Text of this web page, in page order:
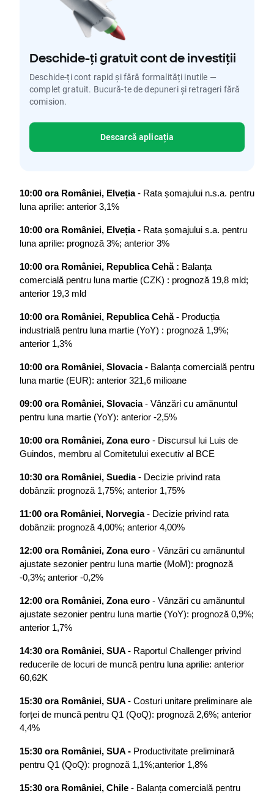
Deschide-ți gratuit cont de investiții
Deschide-ți cont rapid și fără formalități inutile —
complet gratuit. Bucură-te de depuneri și retrageri fără
comision.
Descarcă aplicația
10:00 ora României, Elveția - Rata șomajului n.s.a. pentru
luna aprilie: anterior 3,1%
10:00 ora României, Elveția - Rata șomajului s.a. pentru
luna aprilie: prognoză 3%; anterior 3%
10:00 ora României, Republica Cehă : Balanța
comercială pentru luna martie (CZK) : prognoză 19,8 mld;
anterior 19,3 mld
10:00 ora României, Republica Cehă - Producția
industrială pentru luna martie (YoY) : prognoză 1,9%;
anterior 1,3%
10:00 ora României, Slovacia - Balanța comercială pentru
luna martie (EUR): anterior 321,6 milioane
09:00 ora României, Slovacia - Vânzări cu amănuntul
pentru luna martie (YoY): anterior -2,5%
10:00 ora României, Zona euro - Discursul lui Luis de
Guindos, membru al Comitetului executiv al BCE
10:30 ora României, Suedia - Decizie privind rata
dobânzii: prognoză 1,75%; anterior 1,75%
11:00 ora României, Norvegia - Decizie privind rata
dobânzii: prognoză 4,00%; anterior 4,00%
12:00 ora României, Zona euro - Vânzări cu amănuntul
ajustate sezonier pentru luna martie (MoM): prognoză
-0,3%; anterior -0,2%
12:00 ora României, Zona euro - Vânzări cu amănuntul
ajustate sezonier pentru luna martie (YoY): prognoză 0,9%;
anterior 1,7%
14:30 ora României, SUA - Raportul Challenger privind
reducerile de locuri de muncă pentru luna aprilie: anterior
60,62K
15:30 ora României, SUA - Costuri unitare preliminare ale
forței de muncă pentru Q1 (QoQ): prognoză 2,6%; anterior
4,4%
15:30 ora României, SUA - Productivitate preliminară
pentru Q1 (QoQ): prognoză 1,1%;anterior 1,8%
15:30 ora României, Chile - Balanța comercială pentru